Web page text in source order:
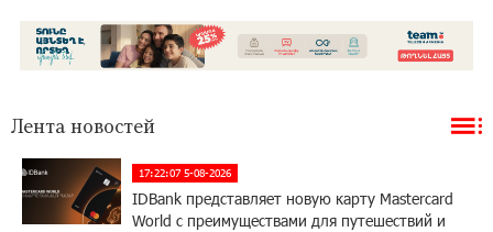
Лента новостей
17:22:07 5-08-2026
IDBank представляет новую карту Mastercard
World с преимуществами для путешествий и